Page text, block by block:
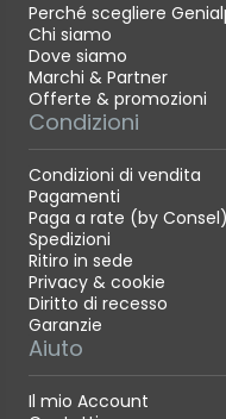
Perché scegliere
Chi siamo
Dove siamo
Marchi & Partner
Offerte & promozioni
Condizioni
Condizioni di vendita
Pagamenti
Paga a rate (by Consel)
Spedizioni
Ritiro in sede
Privacy & cookie
Diritto di recesso
Garanzie
Aiuto
Il mio Account